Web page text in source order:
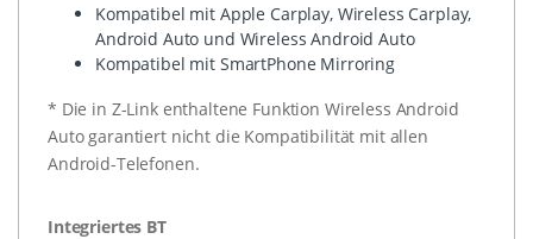
Kompatibel mit Apple Carplay, Wireless Carplay,
Android Auto und Wireless Android Auto
Kompatibel mit SmartPhone Mirroring
* Die in Z-Link enthaltene Funktion Wireless Android
Auto garantiert nicht die Kompatibilität mit allen
Android-Telefonen.
Integriertes BT